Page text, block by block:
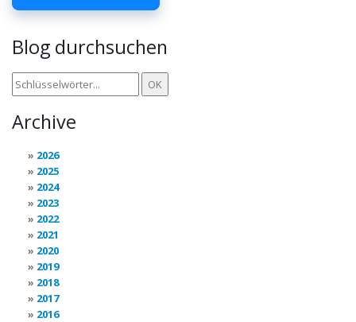
Blog durchsuchen
Archive
2026
2025
2024
2023
2022
2021
2020
2019
2018
2017
2016